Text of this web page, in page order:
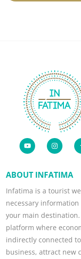
ABOUT INFATIMA
Infatima is a tourist
necessary
your main
platform where
indirectly connected
business, attract new